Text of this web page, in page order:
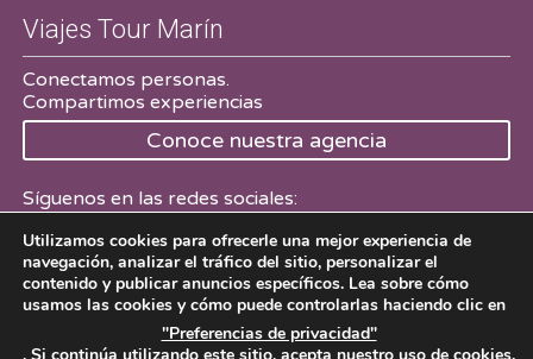
Viajes Tour Marín
Conectamos personas.
Compartimos experiencias
Conoce nuestra agencia
Síguenos en las redes sociales:
Facebook Twitter
Utilizamos cookies para ofrecerle una mejor experiencia de
navegación, analizar el tráfico del sitio, personalizar el
contenido y publicar anuncios específicos. Lea sobre cómo
usamos las cookies y cómo puede controlarlas haciendo clic en
"Preferencias de privacidad"